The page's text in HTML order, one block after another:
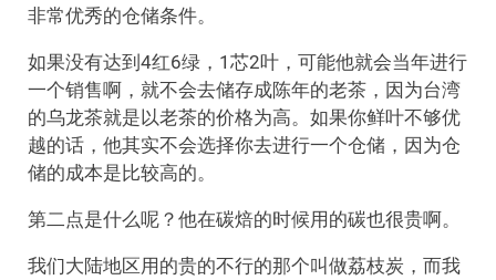
非常优秀的仓储条件。
如果没有达到4红6绿，1芯2叶，可能他就会当年进行
一个销售啊，就不会去储存成陈年的老茶，因为台湾
的乌龙茶就是以老茶的价格为高。如果你鲜叶不够优
越的话，他其实不会选择你去进行一个仓储，因为仓
储的成本是比较高的。
第二点是什么呢？他在碳焙的时候用的碳也很贵啊。
我们大陆地区用的贵的不行的那个叫做荔枝炭，而我